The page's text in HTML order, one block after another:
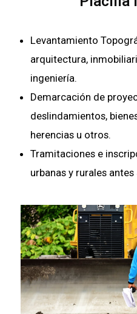
Levantamiento
arquitectura,
ingeniería.
Demarcación de
deslindamientos,
herencias u otros.
Tramitaciones e
urbanas y rurales antes